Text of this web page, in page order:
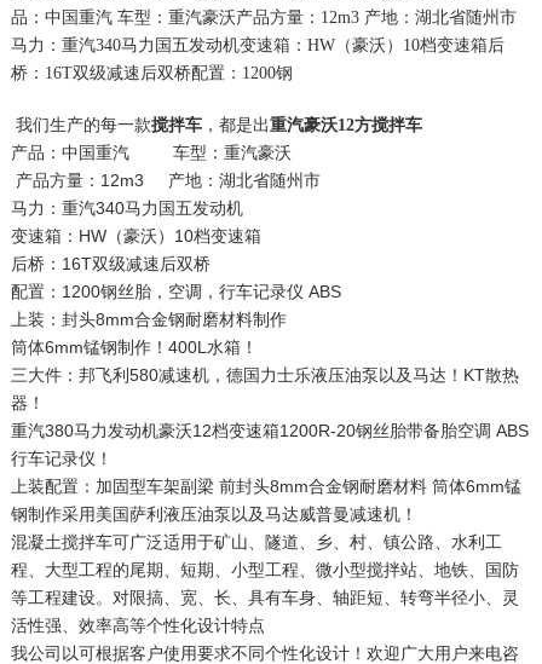
品：中国重汽 车型：重汽豪沃产品方量：12m3 产地：湖北省随州市
马力：重汽340马力国五发动机变速箱：HW（豪沃）10档变速箱后
桥：16T双级减速后双桥配置：1200钢
我们生产的每一款搅拌车，都是出重汽豪沃12方搅拌车
产品：中国重汽 车型：重汽豪沃
产品方量：12m3 产地：湖北省随州市
马力：重汽340马力国五发动机
变速箱：HW（豪沃）10档变速箱
后桥：16T双级减速后双桥
配置：1200钢丝胎，空调，行车记录仪 ABS
上装：封头8mm合金钢耐磨材料制作
筒体6mm锰钢制作！400L水箱！
三大件：邦飞利580减速机，德国力士乐液压油泵以及马达！KT散热
器！
重汽380马力发动机豪沃12档变速箱1200R-20钢丝胎带备胎空调 ABS
行车记录仪！
上装配置：加固型车架副梁 前封头8mm合金钢耐磨材料 筒体6mm锰
钢制作采用美国萨利液压油泵以及马达威普曼减速机！
混凝土搅拌车可广泛适用于矿山、隧道、乡、村、镇公路、水利工
程、大型工程的尾期、短期、小型工程、微小型搅拌站、地铁、国防
等工程建设。对限搞、宽、长、具有车身、轴距短、转弯半径小、灵
活性强、效率高等个性化设计特点
我公司以可根据客户使用要求不同个性化设计！欢迎广大用户来电咨